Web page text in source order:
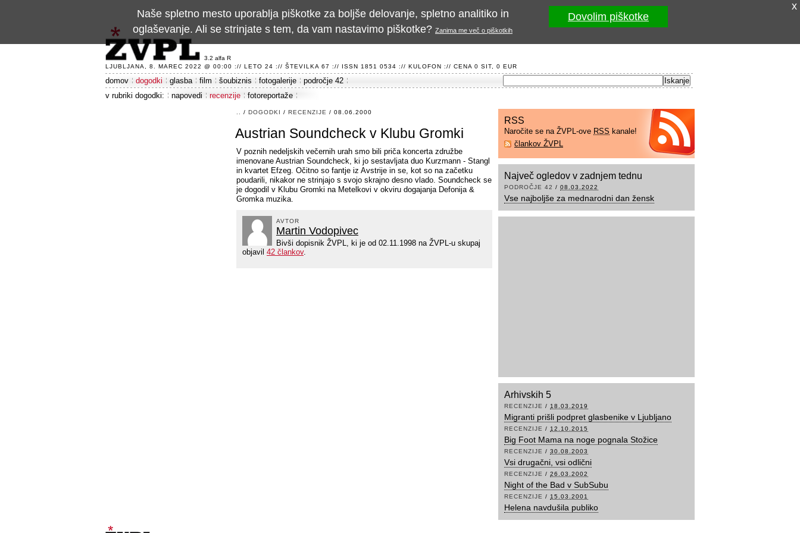
3.2 alfa R
LJUBLJANA, 8. MAREC 2022 @ 00:00 :// LETO 24 :// ŠTEVILKA 67 :// ISSN 1851 0534 :// KULOFON :// CENA 0 SIT, 0 EUR
domov dogodki glasba film šoubiznis fotogalerije
področje 42
v rubriki dogodki:
napovedi recenzije fotoreportaže
/ DOGODKI / RECENZIJE / 08.06.2000
Austrian Soundcheck v Klubu Gromki
V poznih nedeljskih večernih urah smo bili priča koncerta združbe
imenovane Austrian Soundcheck, ki jo sestavljata duo Kurzmann - Stangl
in kvartet Efzeg. Očitno so fantje iz Avstrije in se, kot so na začetku
poudarili, nikakor ne strinjajo s svojo skrajno desno vlado. Soundcheck se
je dogodil v Klubu Gromki na Metelkovi v okviru dogajanja Defonija &
Gromka muzika.
AVTOR
Martin Vodopivec
Bivši dopisnik ŽVPL, ki je od 02.11.1998 na ŽVPL-u skupaj
objavil 42 člankov.
RSS
Naročite se na ŽVPL-ove RSS kanale!
člankov ŽVPL
Največ ogledov v zadnjem tednu
PODROČJE 42 / 08.03.2022
Vse najboljše za mednarodni dan žensk
Arhivskih 5
RECENZIJE / 18.03.2019
Migranti prišli podpret glasbenike v Ljubljano
RECENZIJE / 12.10.2015
Big Foot Mama na noge pognala Stožice
RECENZIJE / 30.08.2003
Vsi drugačni, vsi odlični
RECENZIJE / 26.03.2002
Night of the Bad v SubSubu
RECENZIJE / 15.03.2001
Helena navdušila publiko
x
Naše spletno mesto uporablja piškotke za boljše delovanje, spletno analitiko in
oglaševanje. Ali se strinjate s tem, da vam nastavimo piškotke? Zanima me več o piškotkih
Dovolim piškotke